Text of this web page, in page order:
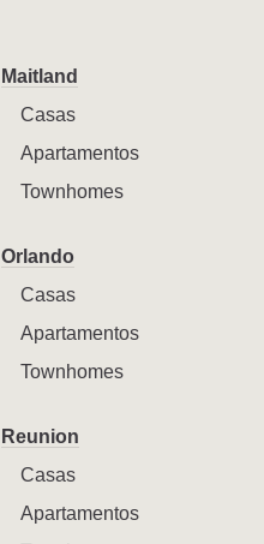
Maitland
Casas
Apartamentos
Townhomes
Orlando
Casas
Apartamentos
Townhomes
Reunion
Casas
Apartamentos